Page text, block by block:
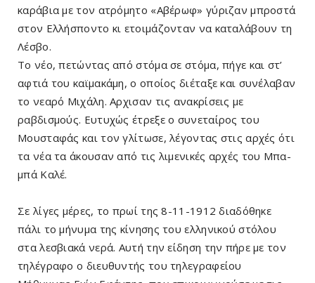
καράβια με τον ατρόμητο «Αβέρωφ» γύριζαν μπροστά
στον Ελλήσποντο κι ετοιμάζονταν να καταλάβουν τη
Λέσβο.
Το νέο, πετώντας από στόμα σε στόμα, πήγε και στ’
αφτιά του καϊμακάμη, ο οποίος διέταξε και συνέλαβαν
το νεαρό Μιχάλη. Αρχισαν τις ανακρίσεις με
ραβδισμούς. Ευτυχώς έτρεξε ο συνεταίρος του
Μουσταφάς και τον γλίτωσε, λέγοντας στις αρχές ότι
τα νέα τα άκουσαν από τις λιμενικές αρχές του Μπα-
μπά Καλέ.
Σε λίγες μέρες, το πρωί της 8-11-1912 διαδόθηκε
πάλι το μήνυμα της κίνησης του ελληνικού στόλου
στα λεσβιακά νερά. Αυτή την είδηση την πήρε με τον
τηλέγραφο ο διευθυντής του τηλεγραφείου